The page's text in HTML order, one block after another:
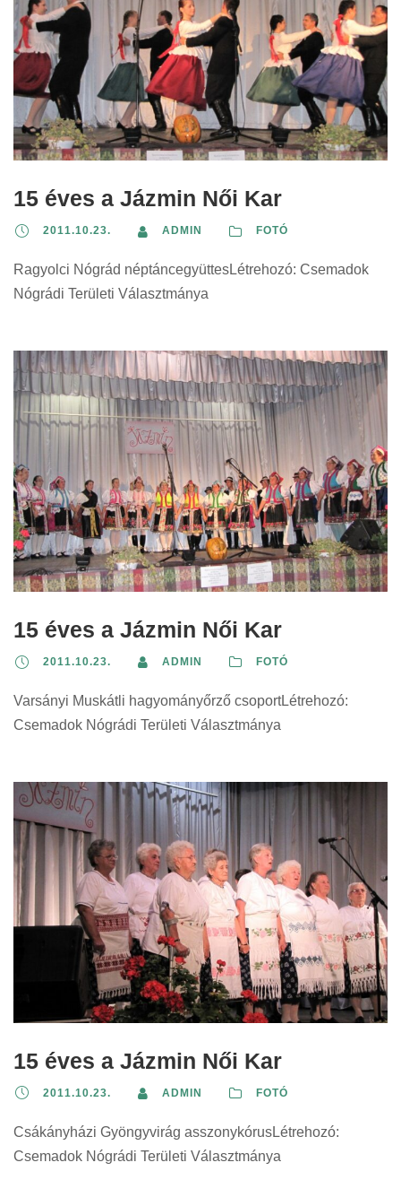
15 éves a Jázmin Női Kar
2011.10.23. ADMIN FOTÓ
Ragyolci Nógrád néptáncegyüttesLétrehozó: Csemadok
Nógrádi Területi Választmánya
15 éves a Jázmin Női Kar
2011.10.23. ADMIN FOTÓ
Varsányi Muskátli hagyományőrző csoportLétrehozó:
Csemadok Nógrádi Területi Választmánya
15 éves a Jázmin Női Kar
2011.10.23. ADMIN FOTÓ
Csákányházi Gyöngyvirág asszonykórusLétrehozó:
Csemadok Nógrádi Területi Választmánya